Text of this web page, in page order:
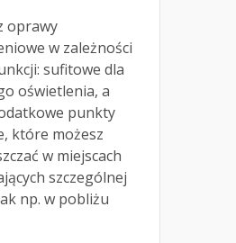
oprawy
w zależności
sufitowe dla
oświetlenia, a
punkty
które możesz
w miejscach
szczególnej
np. w pobliżu